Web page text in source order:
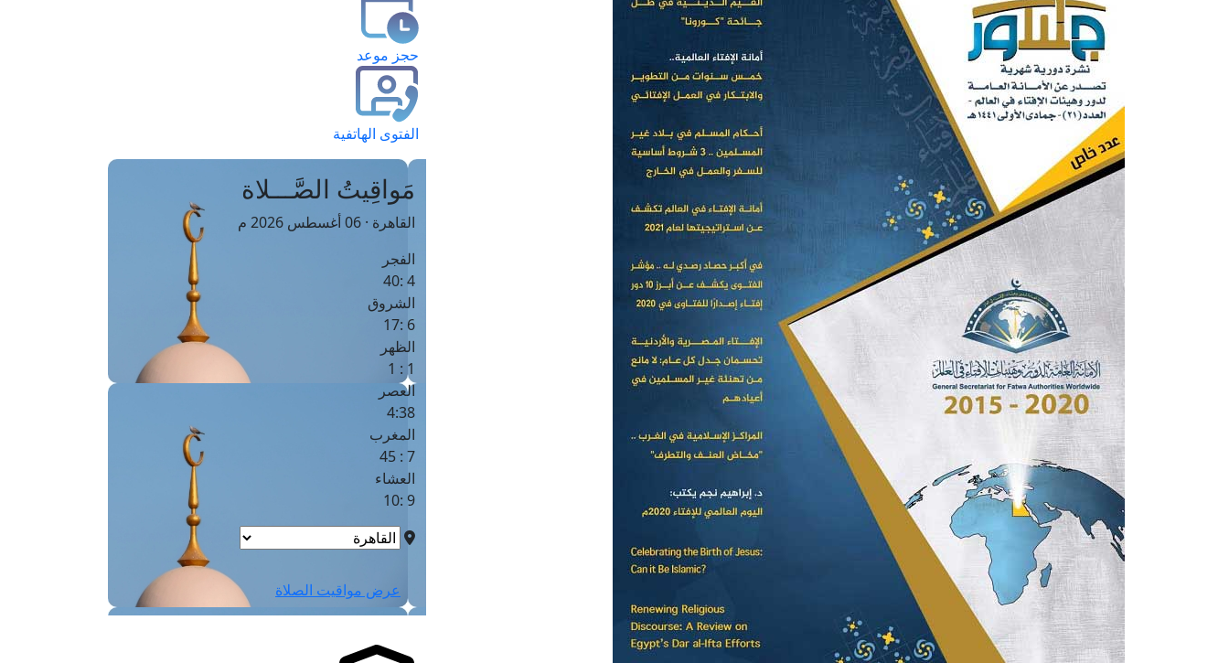
حجز موعد
الفتوى الهاتفية
مَواقِيتُ الصَّـــلاة
القاهرة · 06 أغسطس 2026 م
الفجر
4 :40
الشروق
6 :17
الظهر
1 : 1
العصر
4:38
المغرب
7 : 45
العشاء
9 :10
عرض مواقيت الصلاة